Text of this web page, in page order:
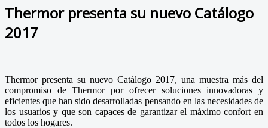
Thermor presenta su nuevo Catálogo
2017
Thermor presenta su nuevo Catálogo 2017, una muestra más del
compromiso de Thermor por ofrecer soluciones innovadoras y
eficientes que han sido desarrolladas pensando en las necesidades de
los usuarios y que son capaces de garantizar el máximo confort en
todos los hogares.